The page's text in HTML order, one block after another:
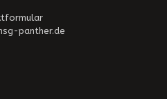
panther.de